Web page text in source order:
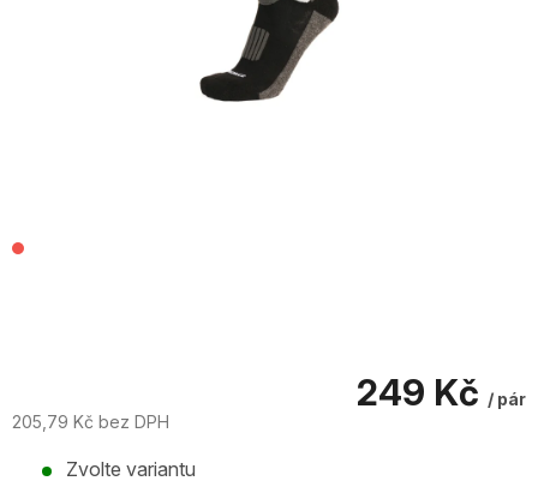
249 Kč / pár
205,79 Kč bez DPH
cena:
Zvolte variantu